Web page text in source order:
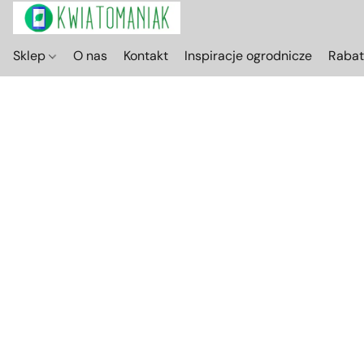
Sklep O nas Kontakt Inspiracje ogrodnicze